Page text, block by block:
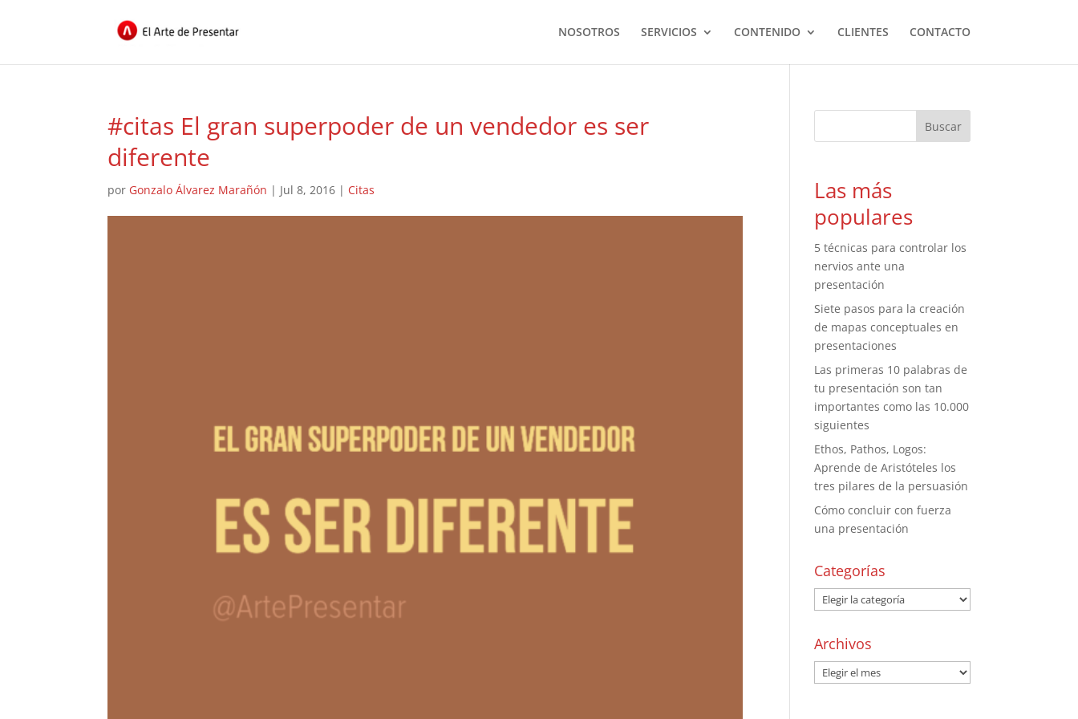
NOSOTROS SERVICIOS CONTENIDO CLIENTES CONTACTO
#citas El gran superpoder de un vendedor es ser
diferente
por Gonzalo Álvarez Marañón | Jul 8, 2016 | Citas
Las más
populares
5 técnicas para controlar los
nervios ante una
presentación
Siete pasos para la creación
de mapas conceptuales en
presentaciones
Las primeras 10 palabras de
tu presentación son tan
importantes como las 10.000
siguientes
Ethos, Pathos, Logos:
Aprende de Aristóteles los
tres pilares de la persuasión
Cómo concluir con fuerza
una presentación
Categorías
Archivos